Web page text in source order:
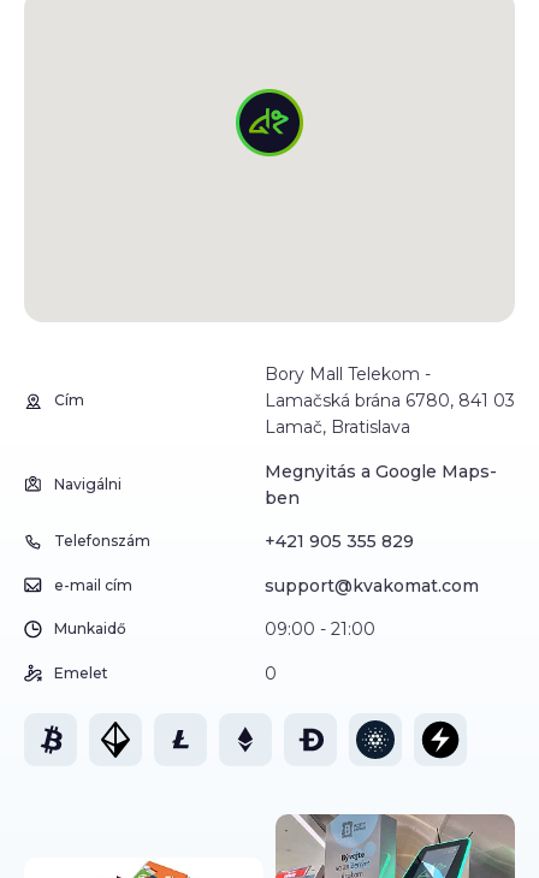
Cím
Bory Mall Telekom -
Lamačská brána 6780, 841 03
Lamač, Bratislava
Navigálni
Megnyitás a Google Maps-
ben
Telefonszám +421 905 355 829
e-mail cím support@kvakomat.com
Munkaidő 09:00 - 21:00
Emelet 0